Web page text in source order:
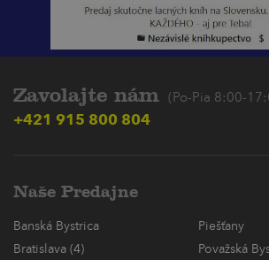
Zavolajte nám (Po-Pia 8:00-
+421 915 800 804
Naše Predajne
Banská Bystrica
Piešťany
Bratislava (4)
Považská